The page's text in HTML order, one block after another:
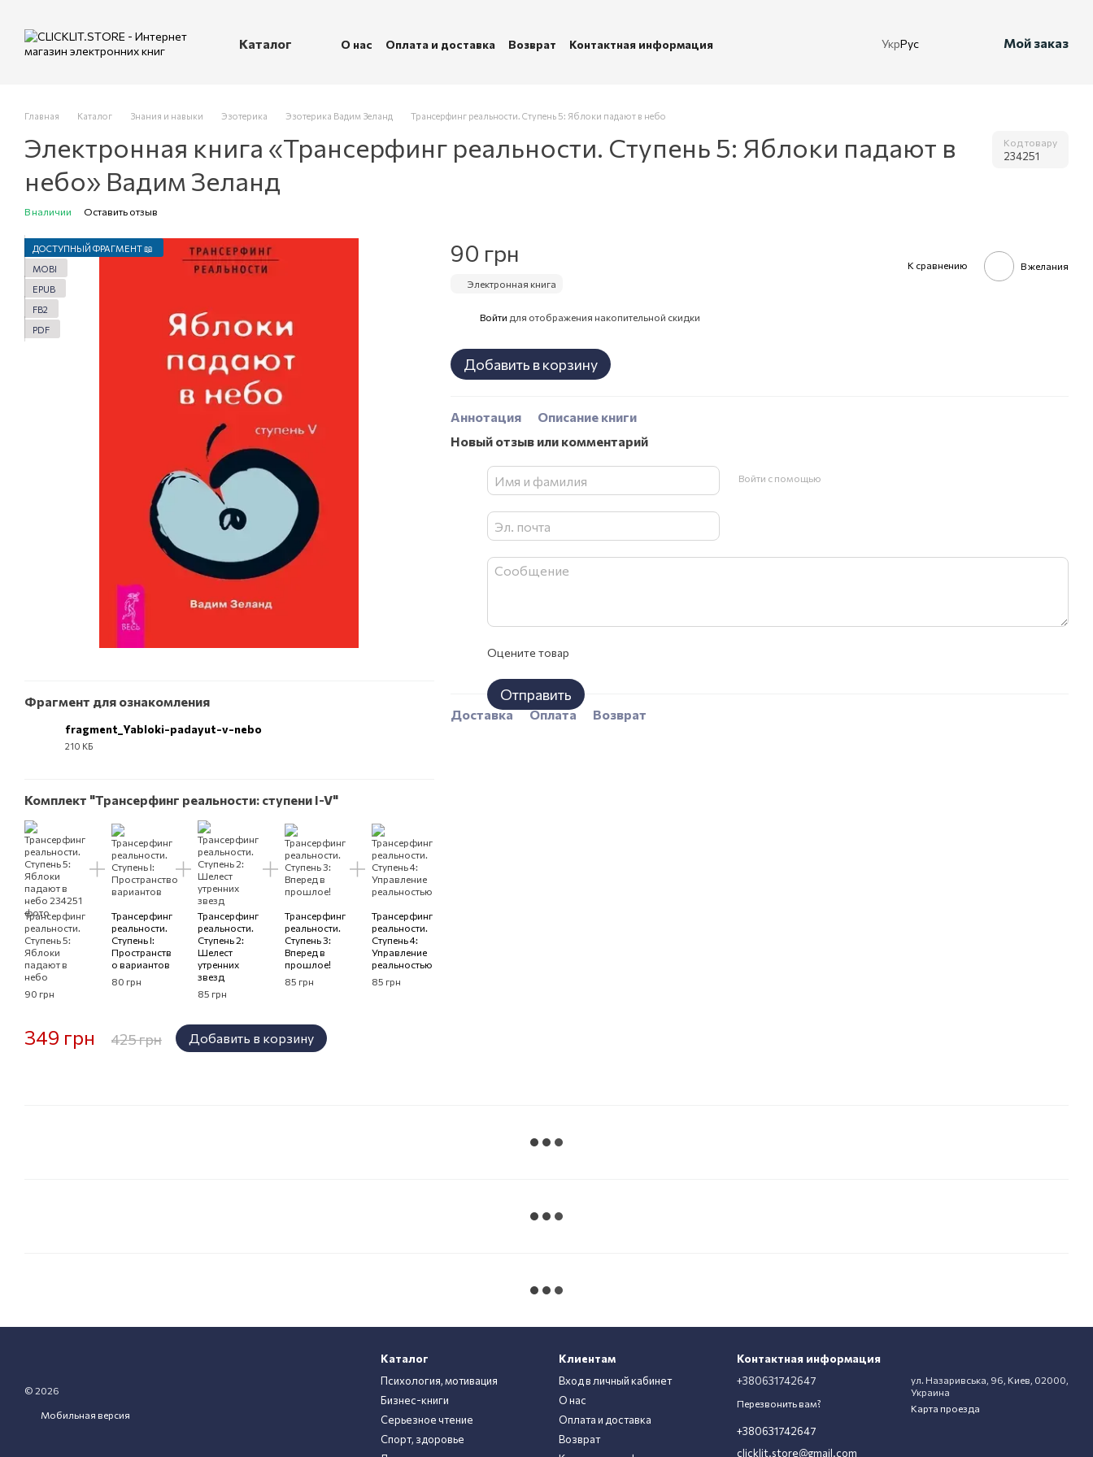
Каталог О нас Оплата и доставка Возврат
Контактная информация
УкрРус Мой заказ
Главная Каталог Знания и навыки Эзотерика Эзотерика Вадим Зеланд Трансерфинг реальности. Ступень 5: Яблоки падают в небо
Электронная книга «Трансерфинг реальности. Ступень 5: Яблоки падают в
небо» Вадим Зеланд
Код товару
234251
В наличии Оставить отзыв
ДОСТУПНЫЙ ФРАГМЕНТ 📖
MOBI
EPUB
FB2
PDF
Фрагмент для ознакомления
fragment_Yabloki-padayut-v-nebo
210 КБ
Комплект "Трансерфинг реальности: ступени I-V"
Трансерфинг
реальности.
Ступень 5:
Яблоки
падают в
небо
90 грн
Трансерфинг
реальности.
Ступень I:
Пространств
о вариантов
80 грн
Трансерфинг
реальности.
Ступень 2:
Шелест
утренних
звезд
85 грн
Трансерфинг
реальности.
Ступень 3:
Вперед в
прошлое!
85 грн
Трансерфинг
реальности.
Ступень 4:
Управление
реальностью
85 грн
349 грн 425 грн Добавить в корзину
90 грн
Электронная книга
К сравнению В желания
Войти для отображения накопительной скидки
Добавить в корзину
Аннотация
Описание книги
Новый отзыв или комментарий
Войти с помощью
Оцените товар
Отправить
Доставка Оплата Возврат
© 2026
Мобильная версия
Каталог
Психология, мотивация
Бизнес-книги
Серьезное чтение
Спорт, здоровье
Клиентам
Вход в личный кабинет
О нас
Оплата и доставка
Возврат
Контактная информация
+380631742647
Перезвонить вам?
+380631742647
clicklit.store@gmail.com
ул. Назаривська, 96, Киев, 02000,
Украина
Карта проезда